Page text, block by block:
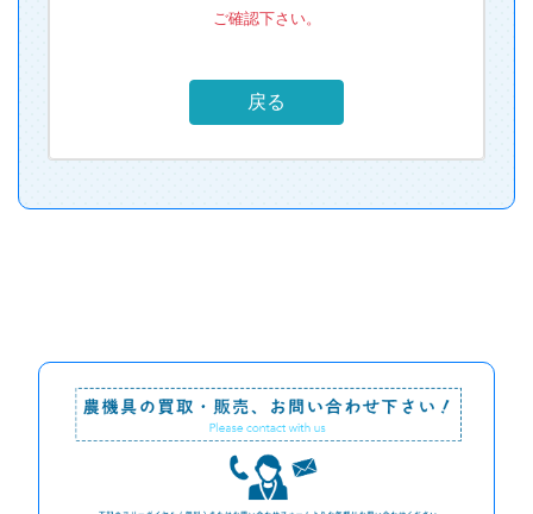
ご確認下さい。
戻る